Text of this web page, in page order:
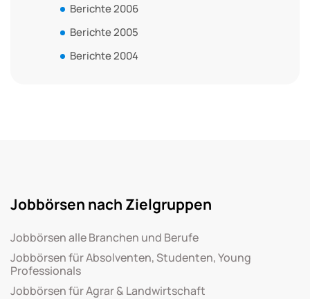
Berichte 2006
Berichte 2005
Berichte 2004
Jobbörsen nach Zielgruppen
Jobbörsen alle Branchen und Berufe
Jobbörsen für Absolventen, Studenten, Young
Professionals
Jobbörsen für Agrar & Landwirtschaft